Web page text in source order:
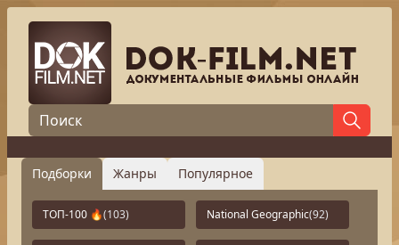
Подборки Жанры Популярное
ТОП-100 🔥(103) National Geographic(92)